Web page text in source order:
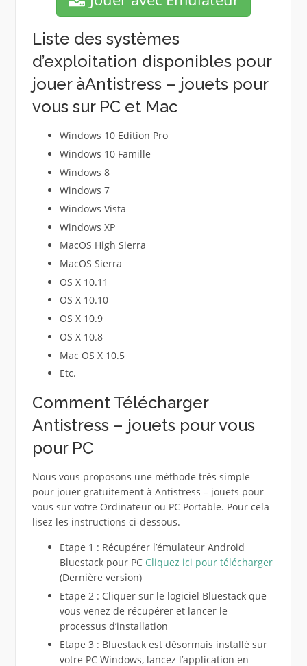
Liste des systèmes
d’exploitation disponibles pour
jouer àAntistress – jouets pour
vous sur PC et Mac
Windows 10 Edition Pro
Windows 10 Famille
Windows 8
Windows 7
Windows Vista
Windows XP
MacOS High Sierra
MacOS Sierra
OS X 10.11
OS X 10.10
OS X 10.9
OS X 10.8
Mac OS X 10.5
Etc.
Comment Télécharger
Antistress – jouets pour vous
pour PC
Nous vous proposons une méthode très simple
pour jouer gratuitement à Antistress – jouets pour
vous sur votre Ordinateur ou PC Portable. Pour cela
lisez les instructions ci-dessous.
Etape 1 : Récupérer l’émulateur Android
Bluestack pour PC Cliquez ici pour télécharger
(Dernière version)
Etape 2 : Cliquer sur le logiciel Bluestack que
vous venez de récupérer et lancer le
processus d’installation
Etape 3 : Bluestack est désormais installé sur
votre PC Windows, lancez l’application en